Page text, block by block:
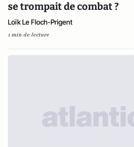
se trompait de combat ?
Loïk Le Floch-Prigent
1 min de lecture